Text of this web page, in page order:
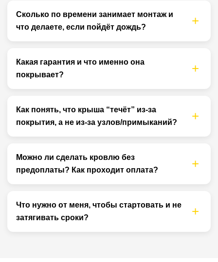
Сколько по времени занимает монтаж и
что делаете, если пойдёт дождь?
Какая гарантия и что именно она
покрывает?
Как понять, что крыша “течёт” из-за
покрытия, а не из-за узлов/примыканий?
Можно ли сделать кровлю без
предоплаты? Как проходит оплата?
Что нужно от меня, чтобы стартовать и не
затягивать сроки?